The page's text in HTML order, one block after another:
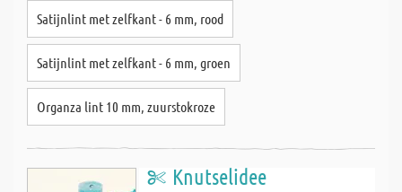
Satijnlint met zelfkant - 6 mm, rood
Satijnlint met zelfkant - 6 mm, groen
Organza lint 10 mm, zuurstokroze
Knutselidee